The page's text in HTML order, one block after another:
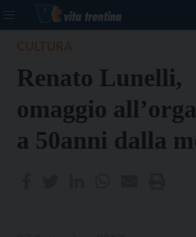
Renato Lunelli,
omaggio
a 50anni dalla